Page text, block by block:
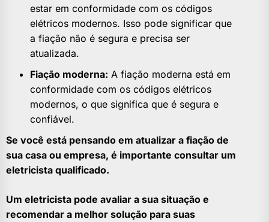
estar em conformidade com os códigos
elétricos modernos. Isso pode significar que
a fiação não é segura e precisa ser
atualizada.
Fiação moderna: A fiação moderna está em
conformidade com os códigos elétricos
modernos, o que significa que é segura e
confiável.
Se você está pensando em atualizar a fiação de
sua casa ou empresa, é importante consultar um
eletricista qualificado.
Um eletricista pode avaliar a sua situação e
recomendar a melhor solução para suas